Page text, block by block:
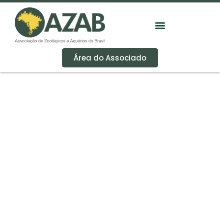
Área do Associado